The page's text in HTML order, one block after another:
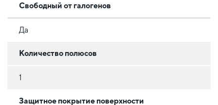
Свободный от галогенов
Да
Количество полюсов
1
Защитное покрытие поверхности